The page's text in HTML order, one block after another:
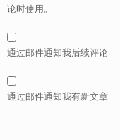
论时使用。
通过邮件通知我后续评论
通过邮件通知我有新文章